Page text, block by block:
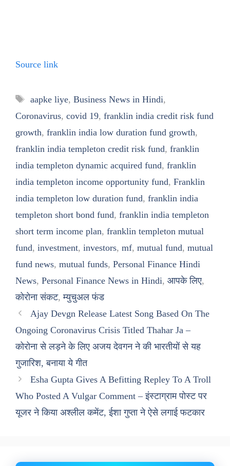
Source link
Tags
aapke liye, Business News in Hindi,
Coronavirus, covid 19, franklin india credit risk fund
growth, franklin india low duration fund growth,
franklin india templeton credit risk fund, franklin
india templeton dynamic acquired fund, franklin
india templeton income opportunity fund, Franklin
india templeton low duration fund, franklin india
templeton short bond fund, franklin india templeton
short term income plan, franklin templeton mutual
fund, investment, investors, mf, mutual fund, mutual
fund news, mutual funds, Personal Finance Hindi
News, Personal Finance News in Hindi, आपके लिए,
कोरोना संकट,म्युचुअल फंड
Ajay Devgn Release Latest Song Based On The
Ongoing Coronavirus Crisis Titled Thahar Ja –
कोरोना से लड़ने के लिए अजय देवगन ने की भारतीयों से यह
गुजारिश, बनाया ये गीत
Esha Gupta Gives A Befitting Repley To A Troll
Who Posted A Vulgar Comment – इंस्टाग्राम पोस्ट पर
यूजर ने किया अश्लील कमेंट, ईशा गुप्ता ने ऐसे लगाई फटकार